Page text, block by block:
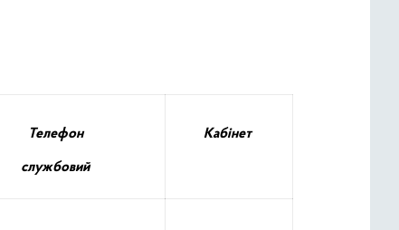
Телефон
службовий
Кабінет